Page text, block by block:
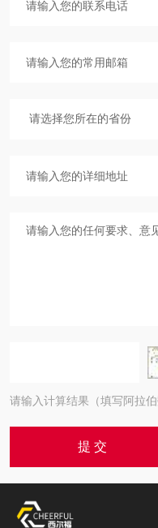
请输入计算结果（填写阿拉